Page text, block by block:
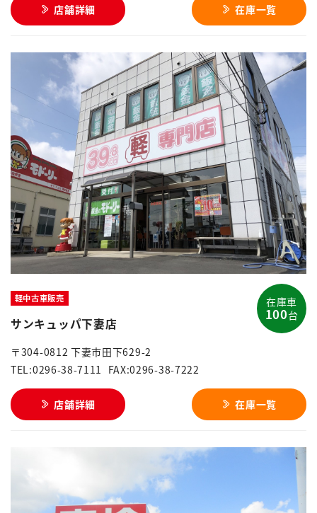
店舗詳細 在庫一覧
軽中古車販売
サンキュッパ下妻店
〒304-0812 下妻市田下629-2
TEL:0296-38-7111
FAX:0296-38-7222
店舗詳細 在庫一覧
在庫車
100台